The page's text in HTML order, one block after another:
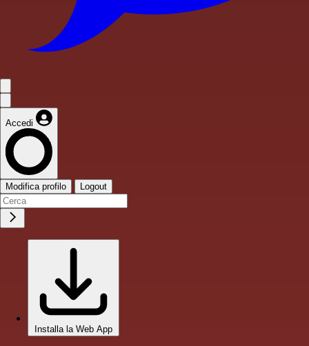
Accedi
Modifica profilo Logout
Installa la Web App